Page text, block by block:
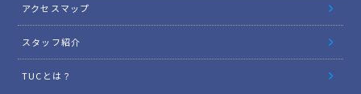
アクセスマップ
スタッフ紹介
TUCとは？